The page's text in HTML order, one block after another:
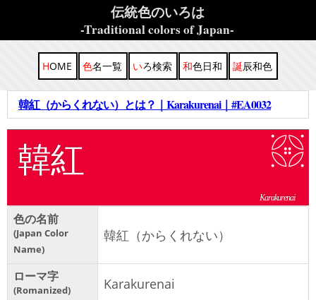
伝統色のいろは
-Traditional colors of Japan-
HOME 色名一覧 いろ検索 和色日和 誕辰和色
韓紅（からくれない）とは？｜Karakurenai｜#EA0032
韓紅
Karakurenai
色の名前
Japan Color
Name
韓紅（からくれない）
ローマ字
Romanized Karakurenai